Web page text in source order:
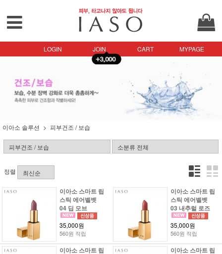
LOGIN JOIN CART MYPAGE
이아소 솔루션 피부건조 / 보습
정렬
이아소 스마트 립
스틱 에어벨벳
04 딥 모브
35,000원
560원 적립
이아소 스마트 립
스틱 에어벨벳
03 내추럴 로즈
35,000원
560원 적립
이아소 스마트 립
이아소 스마트 립